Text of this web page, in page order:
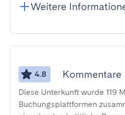
Weitere
4.8 Kommentare
Diese Unterkunft wurde 119
Buchungsplattformen